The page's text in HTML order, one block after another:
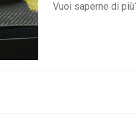
Vuoi saperne di